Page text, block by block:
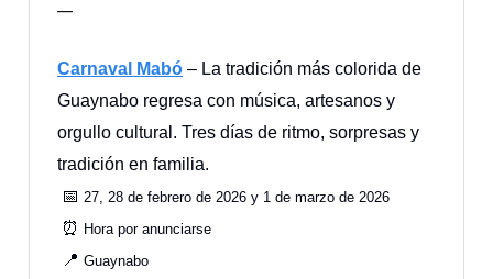
—
Carnaval Mabó – La tradición más colorida de
Guaynabo regresa con música, artesanos y
orgullo cultural. Tres días de ritmo, sorpresas y
tradición en familia.
📅 27, 28 de febrero de 2026 y 1 de marzo de 2026
⏰ Hora por anunciarse
📍 Guaynabo